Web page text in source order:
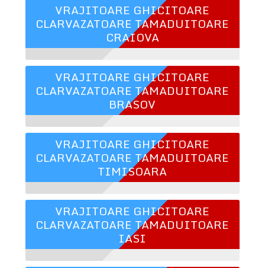
VRAJITOARE GHICITOARE
CLARVAZATOARE TAMADUITOARE
CRAIOVA
VRAJITOARE GHICITOARE
CLARVAZATOARE TAMADUITOARE
BRASOV
VRAJITOARE GHICITOARE
CLARVAZATOARE TAMADUITOARE
TIMISOARA
VRAJITOARE GHICITOARE
CLARVAZATOARE TAMADUITOARE
IASI